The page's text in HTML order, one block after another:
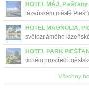
HOTEL MÁJ, Piešťany
lázeňském městě
dní v roce na
HOTEL MAGNÓLIA,
světoznámého
HOTEL PARK
tichém prostředí
necelých 500 m od
Všechny